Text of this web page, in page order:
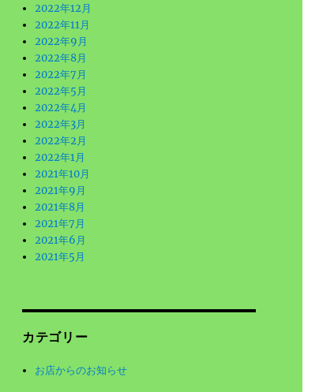
2022年12月
2022年11月
2022年9月
2022年8月
2022年7月
2022年5月
2022年4月
2022年3月
2022年2月
2022年1月
2021年10月
2021年9月
2021年8月
2021年7月
2021年6月
2021年5月
カテゴリー
お店からのお知らせ